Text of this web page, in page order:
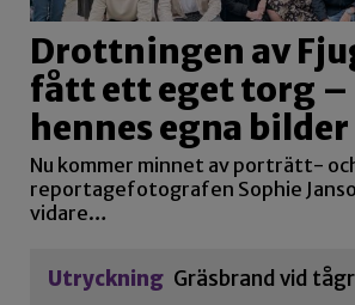
Drottningen av
fått ett eget torg –
hennes egna bilder
Nu kommer minnet av porträtt-
reportagefotografen Sophie
vidare…
Utryckning Gräsbrand vid